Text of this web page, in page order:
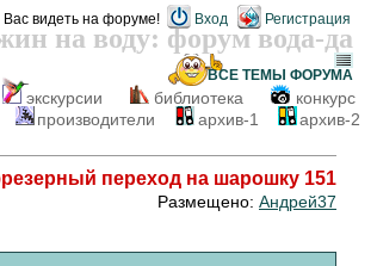
на воду: форум вода-да
видеть на форуме! Вход Регистрация
экскурсии библиотека
конкурс
производители архив-1 архив-2
ВСЕ ТЕМЫ ФОРУМА
переход на шарошку 151
Размещено: Андрей37